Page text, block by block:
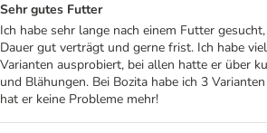
Sehr gutes Futter
Ich habe sehr lange nach einem Futter
Dauer gut verträgt und gerne frist. Ich habe
Varianten ausprobiert, bei allen hatte er über
und Blähungen. Bei Bozita habe ich 3
hat er keine Probleme mehr!